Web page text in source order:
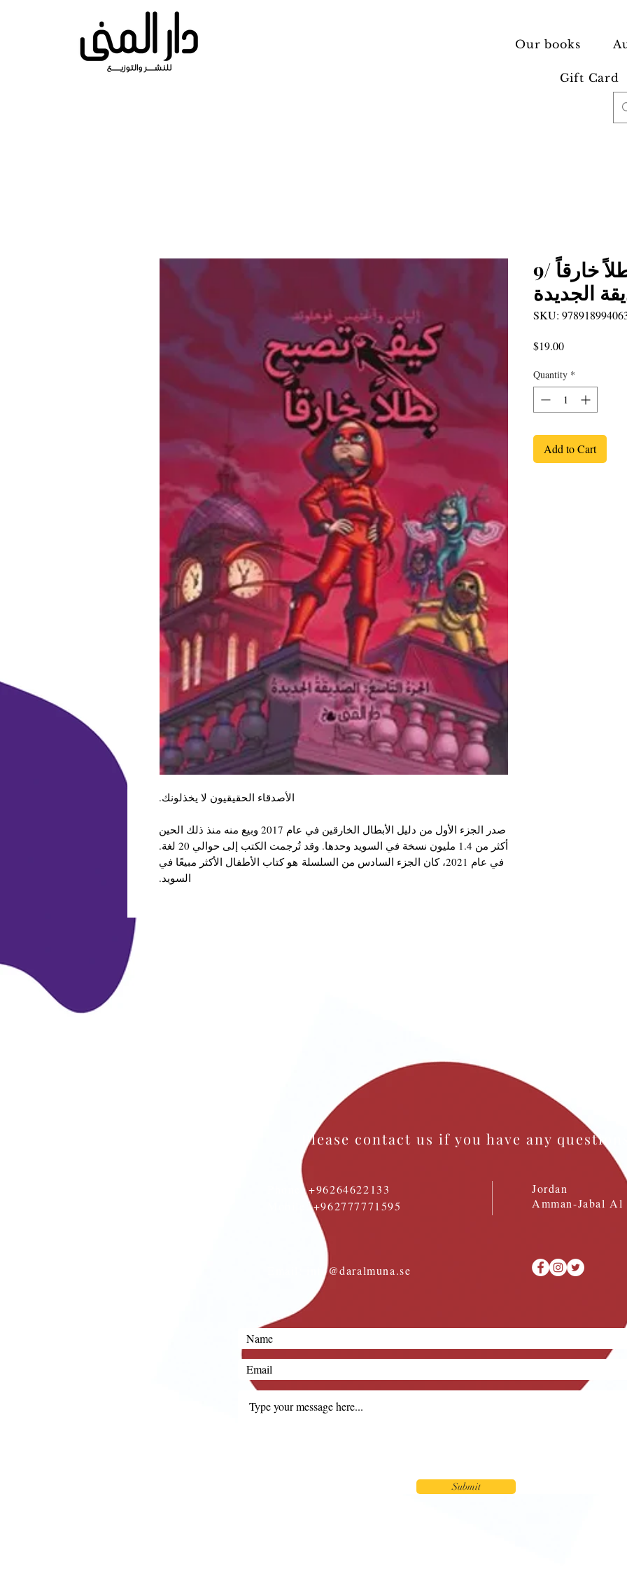
Our books
Gift Card
الأصدقاء الحقيقيون لا يخذلونك.
صدر الجزء الأول من دليل الأبطال الخارقين في عام 2017 وبيع منه منذ ذلك الحين
أكثر من 1.4 مليون نسخة في السويد وحدها. وقد تُرجمت الكتب إلى حوالي 20 لغة.
في عام 2021، كان الجزء السادس من السلسلة هو كتاب الأطفال الأكثر مبيعًا في
السويد.
كيف تصبح بطلاً خارقاً /9
الجديدة
SKU:
$19.00Price
Quantity *
Add to Cart
Please contact us if you have any
Phone:+96264622133
Mobile: +962777771595
Jordan
Amman-Jabal Al
info@daralmuna.se
Submit